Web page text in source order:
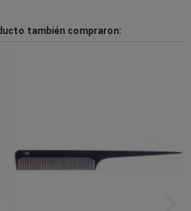
también compraron: